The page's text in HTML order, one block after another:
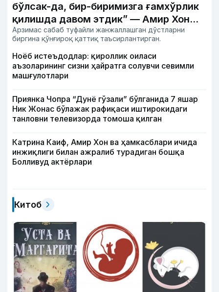
бўлсак-да, бир-биримизга ғамхўрлик
қилишда давом этдик” — Амир Хон
Жуҳи Чавла билан дўстлиги ҳақида
Арзимас сабаб туфайли жанжаллашган дўстларни
биргина қўнғироқ қаттиқ таъсирлантирган.
Ноёб истеъдодлар: қироллик оиласи
аъзоларининг сизни ҳайратга солувчи севимли
машғулотлари
Приянка Чопра “Дунё гўзали” бўлганида 7 яшар
Ник Жонас бўлажак рафиқаси иштирокидаги
танловни телевизорда томоша қилган
Катрина Каиф, Амир Хон ва ҳамкасблари ичида
инжиқлиги билан ажралиб турадиган бошқа
Болливуд актёрлари
Китоб